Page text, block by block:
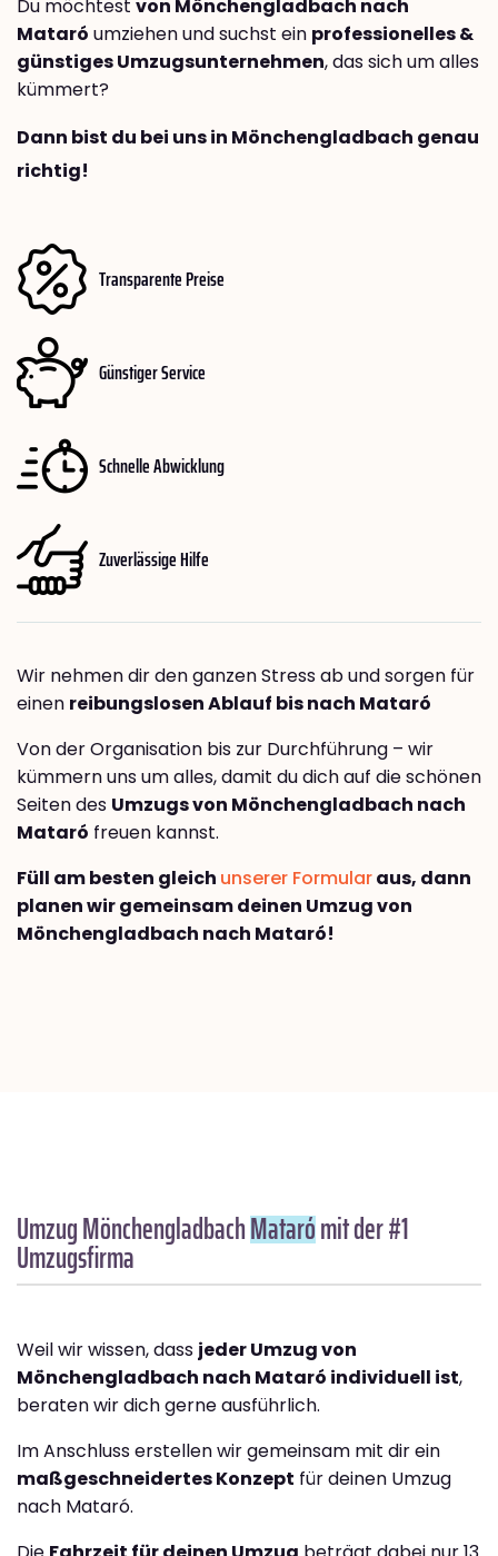
Du möchtest von Mönchengladbach nach
Mataró umziehen und suchst ein professionelles &
günstiges Umzugsunternehmen, das sich um alles
kümmert?
Dann bist du bei uns in Mönchengladbach genau
richtig!
Transparente Preise
Günstiger Service
Schnelle Abwicklung
Zuverlässige Hilfe
Wir nehmen dir den ganzen Stress ab und sorgen für
einen reibungslosen Ablauf bis nach Mataró
Von der Organisation bis zur Durchführung – wir
kümmern uns um alles, damit du dich auf die schönen
Seiten des Umzugs von Mönchengladbach nach
Mataró freuen kannst.
Füll am besten gleich unserer Formularaus, dann
planen wir gemeinsam deinen Umzug von
Mönchengladbach nach Mataró!
Umzug MönchengladbachMatarómit der #1
Umzugsfirma
Weil wir wissen, dass jeder Umzug von
Mönchengladbach nach Mataró individuell ist,
beraten wir dich gerne ausführlich.
Im Anschluss erstellen wir gemeinsam mit dir ein
maßgeschneidertes Konzept für deinen Umzug
nach Mataró.